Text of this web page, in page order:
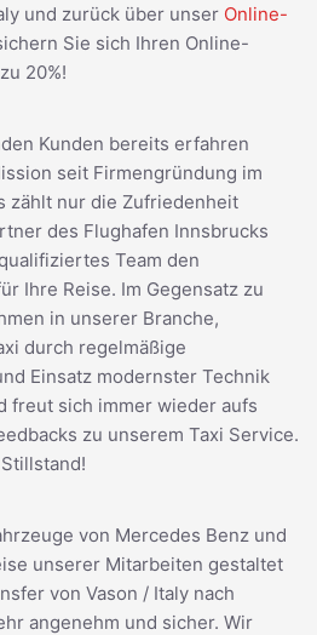
und zurück über unser Online-
Sie sich Ihren Online-
20%!
Kunden bereits erfahren
seit Firmengründung im
zählt nur die Zufriedenheit
des Flughafen Innsbrucks
Team den
Ihre Reise. Im Gegensatz zu
in unserer Branche,
durch regelmäßige
Einsatz modernster Technik
freut sich immer wieder aufs
zu unserem Taxi Service.
von Mercedes Benz und
unserer Mitarbeiten gestaltet
von Vason / Italy nach
angenehm und sicher. Wir